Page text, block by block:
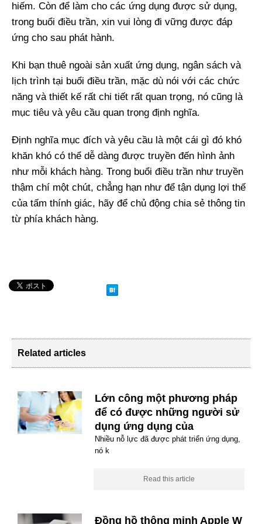
hiếm. Còn để làm cho các ứng dụng được sử dụng,
trong buổi điều trần, xin vui lòng đi vững được đáp
ứng cho sau phát hành.
Khi bạn thuê ngoài sản xuất ứng dụng, ngân sách và
lịch trình tại buổi điều trần, mặc dù nói với các chức
năng và thiết kế rất chi tiết rất quan trọng, nó cũng là
mục tiêu và yêu cầu quan trọng định nghĩa.
Định nghĩa mục đích và yêu cầu là một cái gì đó khó
khăn khó có thể dễ dàng được truyền đến hình ảnh
như mỗi khách hàng. Trong buổi điều trần như truyền
thậm chí một chút, chẳng hạn như để tận dụng lợi thế
của tấm thính giác, hãy để chủ động chia sẻ thông tin
từ phía khách hàng.
Related articles
Lớn công một phương pháp
để có được những người sử
dụng ứng dụng của
Nhiều nỗ lực đã được phát triển ứng dụng,
nó k
Read this article
Đồng hồ thông minh Apple W